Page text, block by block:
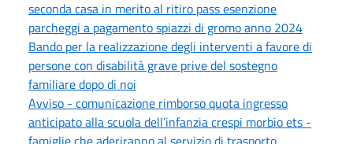
seconda casa in merito al ritiro pass esenzione
parcheggi a pagamento spiazzi di gromo anno 2024
Bando per la realizzazione degli interventi a favore di
persone con disabilità grave prive del sostegno
familiare dopo di noi
Avviso - comunicazione rimborso quota ingresso
anticipato alla scuola dell’infanzia crespi morbio ets -